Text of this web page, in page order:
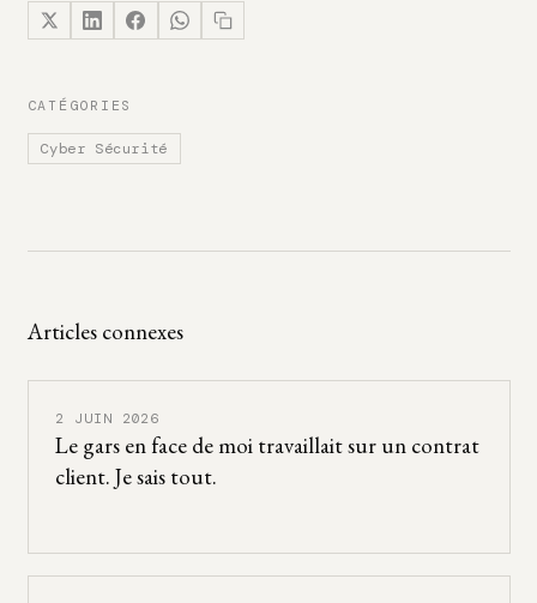
CATÉGORIES
Cyber Sécurité
Articles connexes
2 JUIN 2026
Le gars en face de moi travaillait sur un contrat
client. Je sais tout.